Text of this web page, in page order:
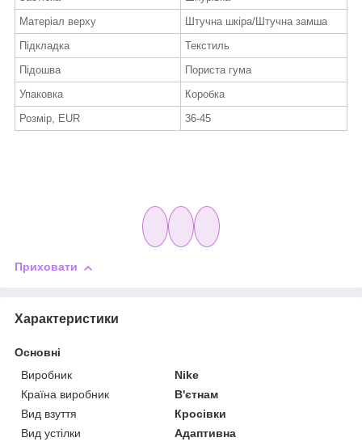
Матеріал верху
Штучна шкіра/Штучна замша
Підкладка
Текстиль
Підошва
Пориста гума
Упаковка
Коробка
Розмір, EUR
36-45
Приховати
Характеристики
Основні
Виробник
Nike
Країна виробник
В'єтнам
Вид взуття
Кросівки
Вид устілки
Адаптивна